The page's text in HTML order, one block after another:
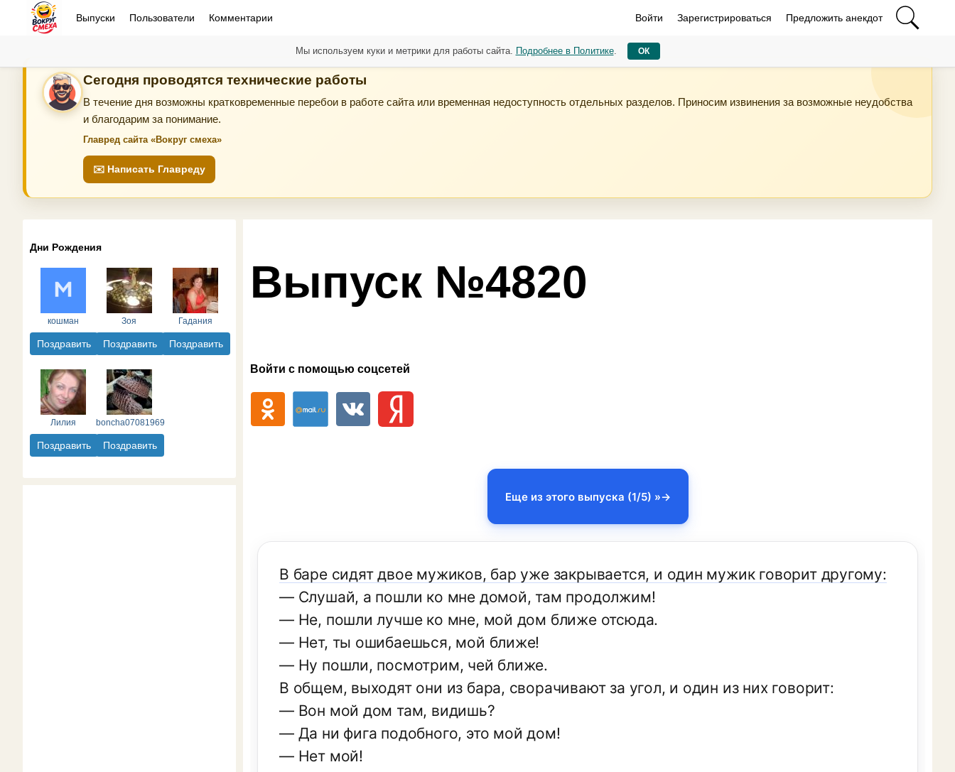
Выпуски Пользователи Комментарии Войти Зарегистрироваться Предложить анекдот
Сегодня проводятся технические работы
В течение дня возможны кратковременные перебои в работе сайта или временная недоступность отдельных разделов. Приносим извинения за возможные неудобства
и благодарим за понимание.
Главред сайта «Вокруг смеха»
✉️ Написать Главреду
Дни Рождения
кошман
Поздравить
Зоя
Поздравить
Гадания
Поздравить
Лилия
Поздравить
boncha07081969
Поздравить
Выпуск №4820
Войти с помощью соцсетей
Еще из этого выпуска (1/5) »
В баре сидят двое мужиков, бар уже закрывается, и один мужик говорит другому:
— Слушай, а пошли ко мне домой, там продолжим!
— Не, пошли лучше ко мне, мой дом ближе отсюда.
— Нет, ты ошибаешься, мой ближе!
— Ну пошли, посмотрим, чей ближе.
В общем, выходят они из бара, сворачивают за угол, и один из них говорит:
— Вон мой дом там, видишь?
— Да ни фига подобного, это мой дом!
— Нет мой!
Мы используем куки и метрики для работы сайта. Подробнее в Политике. ОК